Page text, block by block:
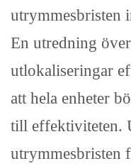
utrymmesbristen
En utredning
utlokaliseringar
att hela enheter
till effektiviteten.
utrymmesbristen